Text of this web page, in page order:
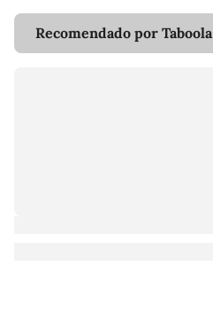
Recomendado por Taboola